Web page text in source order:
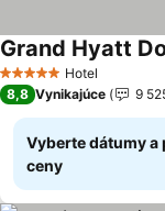
5 Počet hviezdičiek
Hotel
Grand Hyatt
8,8 Vynikajúce 9
Vyberte dátumy
ceny